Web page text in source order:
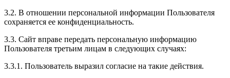
3.2. В отношении персональной информации Пользователя
сохраняется ее конфиденциальность.
3.3. Сайт вправе передать персональную информацию
Пользователя третьим лицам в следующих случаях:
3.3.1. Пользователь выразил согласие на такие действия.